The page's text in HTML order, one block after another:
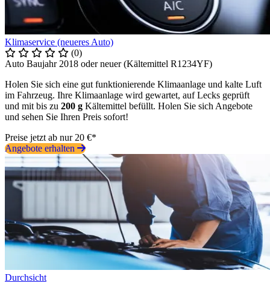
Klimaservice (neueres Auto)
(0)
Auto Baujahr 2018 oder neuer (Kältemittel R1234YF)
Holen Sie sich eine gut funktionierende Klimaanlage und kalte Luft
im Fahrzeug. Ihre Klimaanlage wird gewartet, auf Lecks geprüft
und mit bis zu 200 g Kältemittel befüllt. Holen Sie sich Angebote
und sehen Sie Ihren Preis sofort!
Preise jetzt ab nur 20 €*
Angebote erhalten
Durchsicht